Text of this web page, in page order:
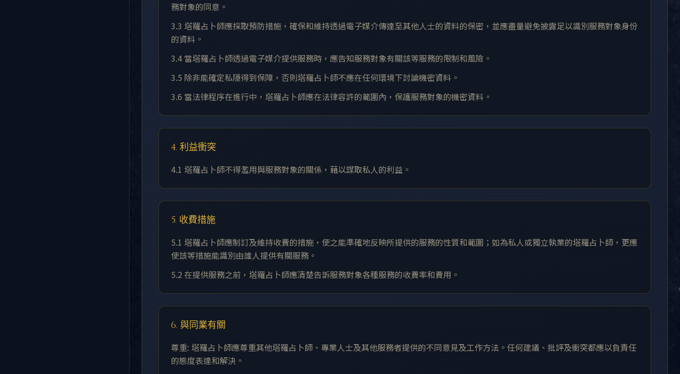
務對象的同意。
3.3 塔羅占卜師應採取預防措施，確保和維持透過電子媒介傳達至其他人士的資料的保密，並應盡量避免披露足以識別服務對象身份
的資料。
3.4 當塔羅占卜師透過電子媒介提供服務時，應告知服務對象有關該等服務的限制和風險。
3.5 除非能確定私隱得到保障，否則塔羅占卜師不應在任何環境下討論機密資料。
3.6 當法律程序在進行中，塔羅占卜師應在法律容許的範圍內，保護服務對象的機密資料。
4. 利益衝突
4.1 塔羅占卜師不得濫用與服務對象的關係，藉以謀取私人的利益。
5. 收費措施
5.1 塔羅占卜師應制訂及維持收費的措施，使之能準確地反映所提供的服務的性質和範圍；如為私人或獨立執業的塔羅占卜師，更應
使該等措施能識別由誰人提供有關服務。
5.2 在提供服務之前，塔羅占卜師應清楚告訴服務對象各種服務的收費率和費用。
6. 與同業有關
尊重: 塔羅占卜師應尊重其他塔羅占卜師、專業人士及其他服務者提供的不同意見及工作方法。任何建議、批評及衝突都應以負責任
的態度表達和解決。